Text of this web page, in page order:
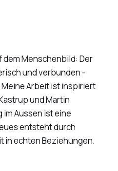
Menschenbild: Der
und verbunden -
Arbeit ist inspiriert
und Martin
im Aussen ist eine
entsteht durch
in echten Beziehungen.